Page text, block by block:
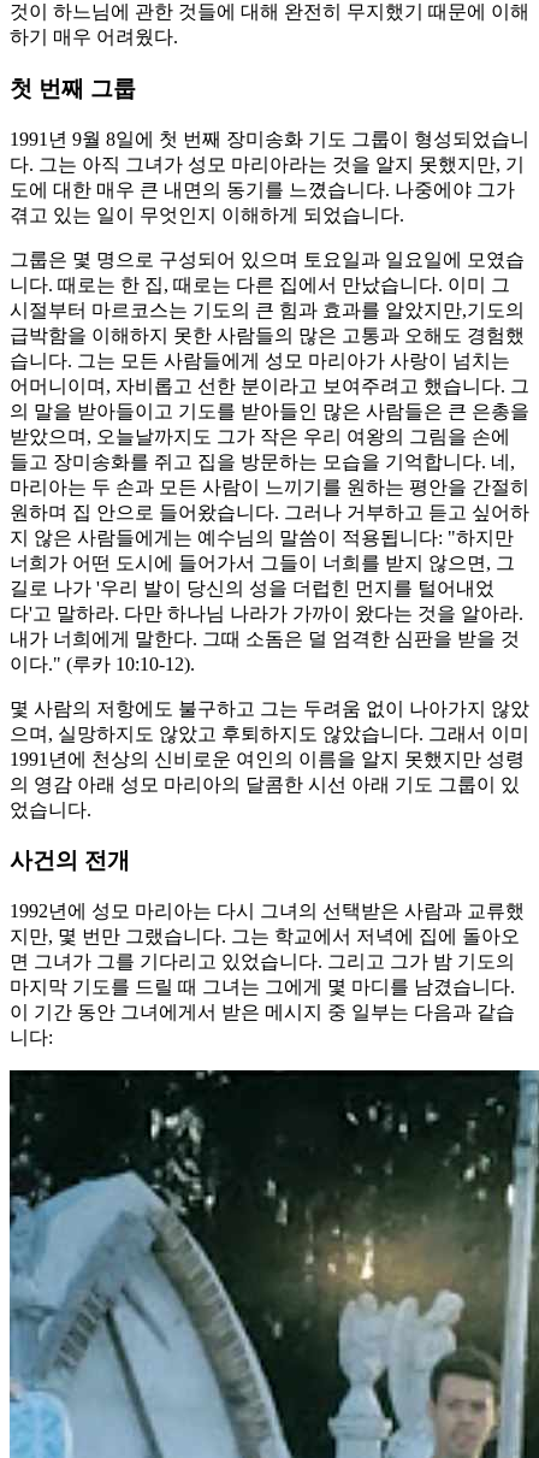
것이 하느님에 관한 것들에 대해 완전히 무지했기 때문에 이해
하기 매우 어려웠다.
첫 번째 그룹
1991년 9월 8일에 첫 번째 장미송화 기도 그룹이 형성되었습니
다. 그는 아직 그녀가 성모 마리아라는 것을 알지 못했지만, 기
도에 대한 매우 큰 내면의 동기를 느꼈습니다. 나중에야 그가
겪고 있는 일이 무엇인지 이해하게 되었습니다.
그룹은 몇 명으로 구성되어 있으며 토요일과 일요일에 모였습
니다. 때로는 한 집, 때로는 다른 집에서 만났습니다. 이미 그
시절부터 마르코스는 기도의 큰 힘과 효과를 알았지만,기도의
급박함을 이해하지 못한 사람들의 많은 고통과 오해도 경험했
습니다. 그는 모든 사람들에게 성모 마리아가 사랑이 넘치는
어머니이며, 자비롭고 선한 분이라고 보여주려고 했습니다. 그
의 말을 받아들이고 기도를 받아들인 많은 사람들은 큰 은총을
받았으며, 오늘날까지도 그가 작은 우리 여왕의 그림을 손에
들고 장미송화를 쥐고 집을 방문하는 모습을 기억합니다. 네,
마리아는 두 손과 모든 사람이 느끼기를 원하는 평안을 간절히
원하며 집 안으로 들어왔습니다. 그러나 거부하고 듣고 싶어하
지 않은 사람들에게는 예수님의 말씀이 적용됩니다: "하지만
너희가 어떤 도시에 들어가서 그들이 너희를 받지 않으면, 그
길로 나가 '우리 발이 당신의 성을 더럽힌 먼지를 털어내었
다'고 말하라. 다만 하나님 나라가 가까이 왔다는 것을 알아라.
내가 너희에게 말한다. 그때 소돔은 덜 엄격한 심판을 받을 것
이다." (루카 10:10-12).
몇 사람의 저항에도 불구하고 그는 두려움 없이 나아가지 않았
으며, 실망하지도 않았고 후퇴하지도 않았습니다. 그래서 이미
1991년에 천상의 신비로운 여인의 이름을 알지 못했지만 성령
의 영감 아래 성모 마리아의 달콤한 시선 아래 기도 그룹이 있
었습니다.
사건의 전개
1992년에 성모 마리아는 다시 그녀의 선택받은 사람과 교류했
지만, 몇 번만 그랬습니다. 그는 학교에서 저녁에 집에 돌아오
면 그녀가 그를 기다리고 있었습니다. 그리고 그가 밤 기도의
마지막 기도를 드릴 때 그녀는 그에게 몇 마디를 남겼습니다.
이 기간 동안 그녀에게서 받은 메시지 중 일부는 다음과 같습
니다: